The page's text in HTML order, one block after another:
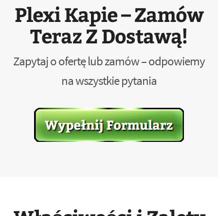
Plexi Kapie – Zamów
Teraz Z Dostawą!
Zapytaj o ofertę lub zamów – odpowiemy
na wszystkie pytania